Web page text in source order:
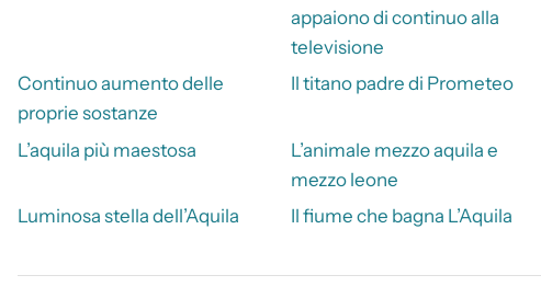
appaiono di continuo alla
televisione
Continuo aumento delle
proprie sostanze
Il titano padre di Prometeo
L’aquila più maestosa
L’animale mezzo aquila e
mezzo leone
Luminosa stella dell’Aquila Il fiume che bagna L’Aquila